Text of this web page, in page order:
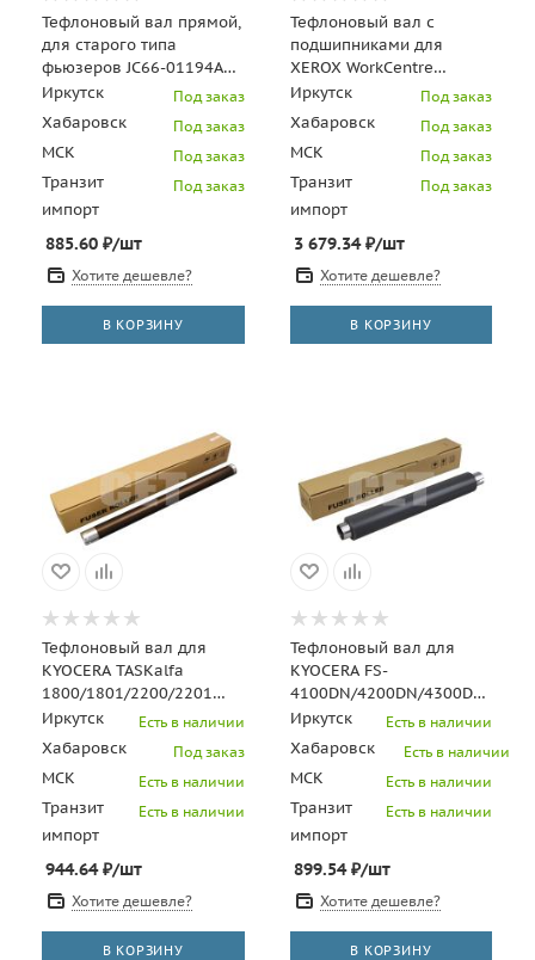
Тефлоновый вал прямой,
для старого типа
фьюзеров JC66-01194A
для ML-3050/3051 (CET),
DGP0064
Иркутск Под заказ
Хабаровск Под заказ
МСК Под заказ
Транзит
импорт
Под заказ
885.60 ₽/шт
Хотите дешевле?
В КОРЗИНУ
Тефлоновый вал с
подшипниками для
XEROX WorkCentre
7425/7428/7435 (CET),
CET7934
Иркутск Под заказ
Хабаровск Под заказ
МСК Под заказ
Транзит
импорт
Под заказ
3 679.34₽/шт
Хотите дешевле?
В КОРЗИНУ
Тефлоновый вал для
KYOCERA TASKalfa
1800/1801/2200/2201
(CET), CET7820
Иркутск Есть в наличии
Хабаровск Под заказ
МСК Есть в наличии
Транзит
импорт
Есть в наличии
944.64₽/шт
Хотите дешевле?
В КОРЗИНУ
Тефлоновый вал для
KYOCERA FS-
4100DN/4200DN/4300DN
(CET), CET7814
Иркутск Есть в наличии
Хабаровск Есть в наличии
МСК Есть в наличии
Транзит
импорт
Есть в наличии
899.54₽/шт
Хотите дешевле?
В КОРЗИНУ